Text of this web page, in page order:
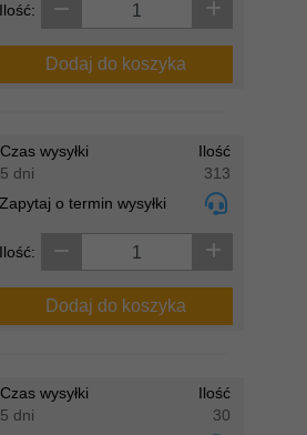
Ilość:
Dodaj do koszyka
Czas wysyłki
Ilość
5 dni
313
Zapytaj o termin wysyłki
Ilość:
Dodaj do koszyka
Czas wysyłki
Ilość
5 dni
30